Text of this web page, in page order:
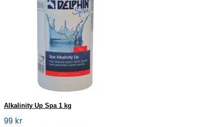
Alkalinity Up Spa 1 kg
99 kr